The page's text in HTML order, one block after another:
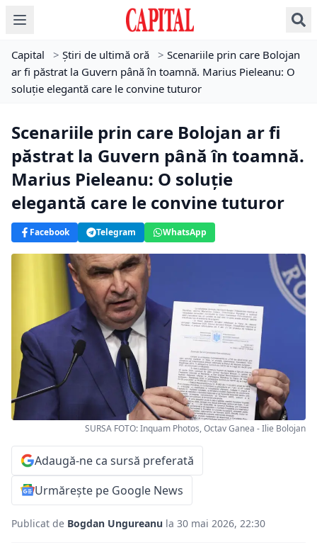
Capital > Știri de ultimă oră > Scenariile prin care Bolojan
ar fi păstrat la Guvern până în toamnă. Marius Pieleanu: O
soluție elegantă care le convine tuturor
Scenariile prin care Bolojan ar fi
păstrat la Guvern până în toamnă.
Marius Pieleanu: O soluție
elegantă care le convine tuturor
Facebook Telegram WhatsApp
SURSA FOTO: Inquam Photos, Octav Ganea - Ilie Bolojan
Adaugă-ne ca sursă preferată
Urmărește pe Google News
Publicat de Bogdan Ungureanu la 30 mai 2026, 22:30